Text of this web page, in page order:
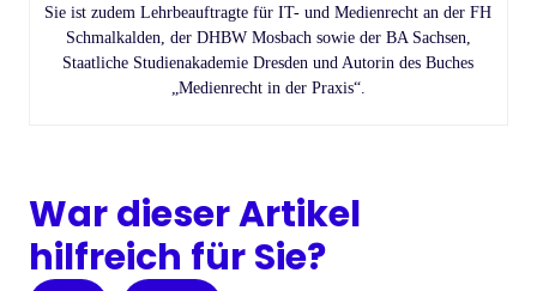
Sie ist zudem Lehrbeauftragte für IT- und Medienrecht an der FH
Schmalkalden, der DHBW Mosbach sowie der BA Sachsen,
Staatliche Studienakademie Dresden und Autorin des Buches
„Medienrecht in der Praxis“.
War dieser Artikel
hilfreich für Sie?